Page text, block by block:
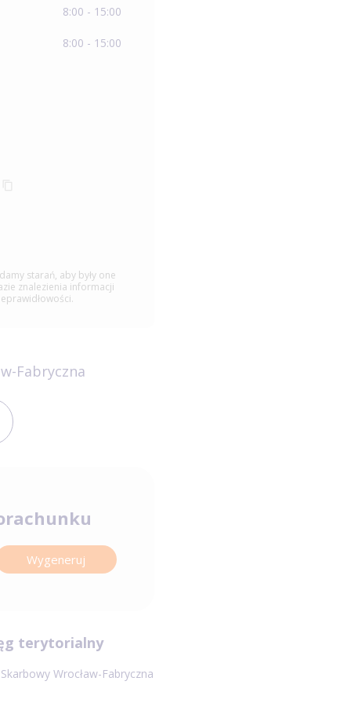
8:00 - 15:00
8:00 - 15:00
starań, aby były one
znalezienia informacji
Fabryczna
Wygeneruj
terytorialny
Wrocław-Fabryczna